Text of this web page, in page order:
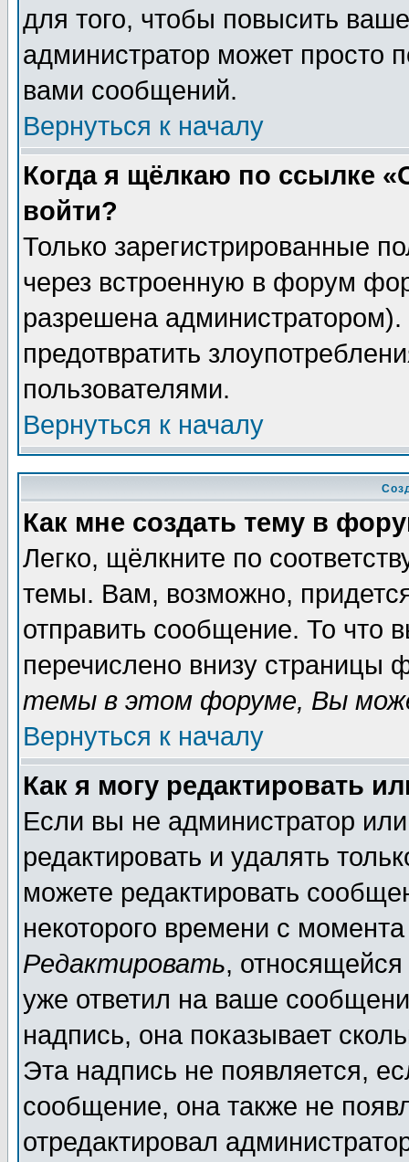
для того, чтобы повысить
администратор может просто
вами сообщений.
Вернуться к началу
Когда я щёлкаю по ссылке
войти?
Только зарегистрированные
через встроенную в форум
разрешена
предотвратить
пользователями.
Вернуться к началу
Как мне создать тему в
Легко, щёлкните по
темы. Вам, возможно,
отправить сообщение. То что
перечислено внизу страницы
темы в этом форуме, Вы
Вернуться к началу
Как я могу редактировать
Если вы не администратор
редактировать и удалять
можете редактировать
некоторого времени с
Редактировать,
уже ответил на ваше
надпись, она показывает
Эта надпись не появляется,
сообщение, она также не
отредактировал